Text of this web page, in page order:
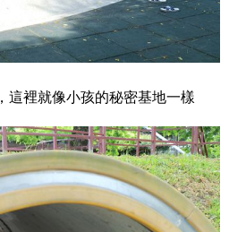
這裡就像小孩的秘密基地一樣